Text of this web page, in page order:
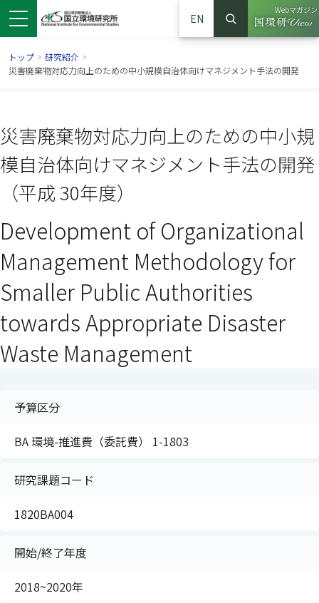
ウで開きます）
ンドウで開きます）
ウインドウで開きます）
EN
サイト内検索
検索
Webマガジン
（別ウイ
トップ > 研究紹介 >
災害廃棄物対応力向上のための中小規模自治体向けマネジメント手法の開発
災害廃棄物対応力向上のための中小規
模自治体向けマネジメント手法の開発
（平成 30年度）
Development of Organizational
Management Methodology for
Smaller Public Authorities
towards Appropriate Disaster
Waste Management
予算区分
BA 環境-推進費（委託費） 1-1803
研究課題コード
1820BA004
開始/終了年度
2018~2020年